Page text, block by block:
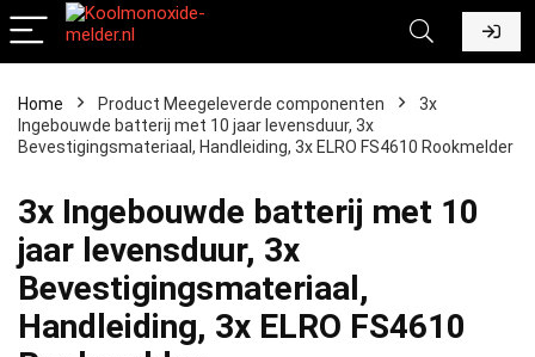
Home Product Meegeleverde componenten
‎3x
Ingebouwde batterij met 10 jaar levensduur, 3x
Bevestigingsmateriaal, Handleiding, 3x ELRO FS4610 Rookmelder
‎3x Ingebouwde batterij met 10
jaar levensduur, 3x
Bevestigingsmateriaal,
Handleiding, 3x ELRO FS4610